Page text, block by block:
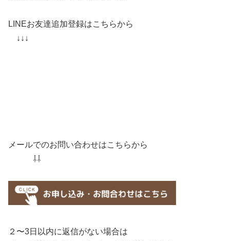
LINEお友達追加登録はこちらから
↓↓↓
メールでのお問い合わせはこちらから
⇩⇩
２〜3日以内に返信がない場合は